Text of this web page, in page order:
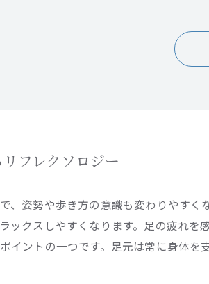
フレクソロジー
、姿勢や歩き方の意識も変わりやす
ックスしやすくなります。足の疲れ
イントの一つです。足元は常に身体